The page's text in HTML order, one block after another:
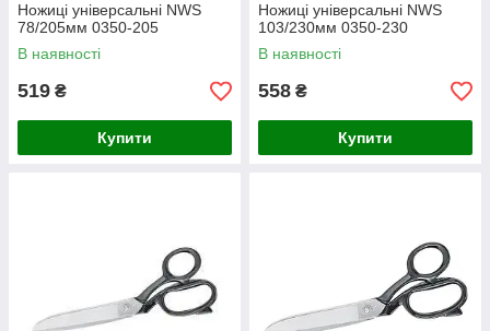
Ножиці універсальні NWS
78/205мм 0350-205
В наявності
519 ₴
Купити
Ножиці універсальні NWS
103/230мм 0350-230
В наявності
558 ₴
Купити